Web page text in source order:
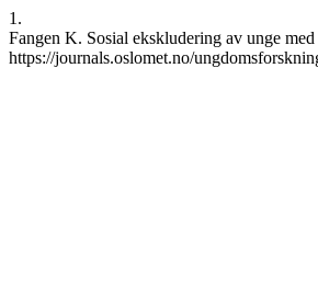
1.
Fangen K. Sosial ekskludering av unge
https://journals.oslomet.no/